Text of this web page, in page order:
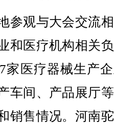
观与大会交流
和医疗机构相关
家医疗器械生产
车间、产品展厅
销售情况。河南